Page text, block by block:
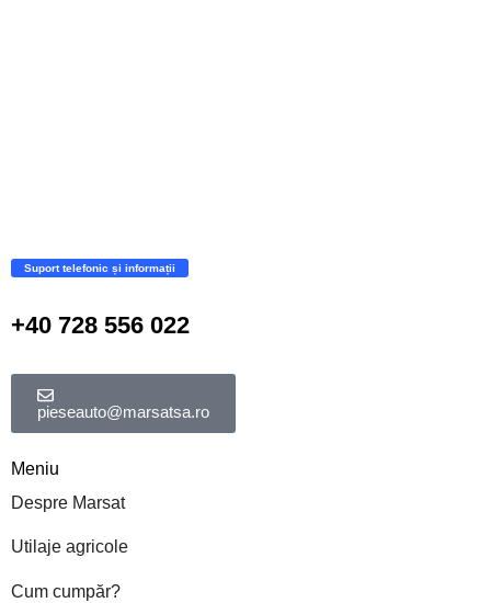
Suport telefonic și informații
+40 728 556 022
pieseauto@marsatsa.ro
Meniu
Despre Marsat
Utilaje agricole
Cum cumpăr?